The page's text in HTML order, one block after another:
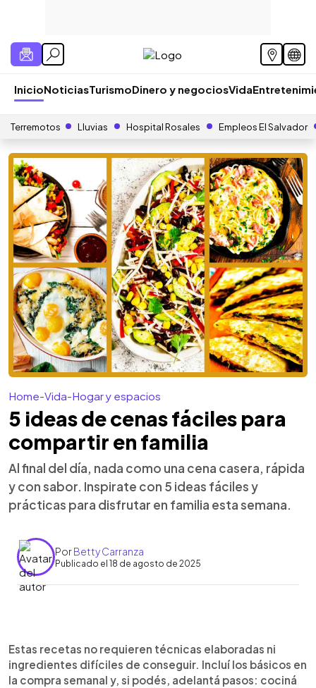
InicioNoticiasTurismoDinero y negociosVida
Terremotos Lluvias Hospital Rosales Empleos El Salvador
Home-Vida-Hogar y espacios
5 ideas de cenas fáciles para
compartir en familia
Al final del día, nada como una cena casera, rápida
y con sabor. Inspirate con 5 ideas fáciles y
prácticas para disfrutar en familia esta semana.
PorBetty Carranza
Publicado el 18 de agosto de 2025
Escuchar artículo
Estas recetas no requieren técnicas elaboradas ni
ingredientes difíciles de conseguir. Incluí los básicos en
la compra semanal y, si podés, adelantá pasos: cociná